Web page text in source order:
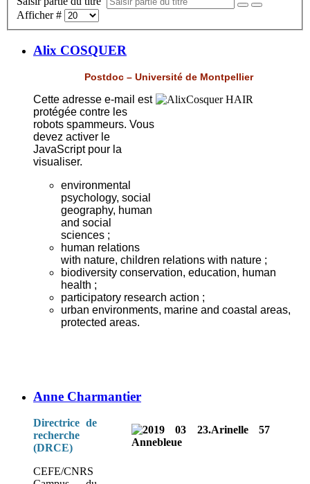
Afficher #
Alix COSQUER
Postdoc – Université de Montpellier
Cette adresse e-mail est
protégée contre les
robots spammeurs. Vous
devez activer le
JavaScript pour la
visualiser.
environmental
psychology, social
geography, human
and social
sciences ;
human relations
with nature, children relations with nature ;
biodiversity conservation, education, human
health ;
participatory research action ;
urban environments, marine and coastal areas,
protected areas.
Anne Charmantier
Directrice de
recherche
(DRCE)
CEFE/CNRS